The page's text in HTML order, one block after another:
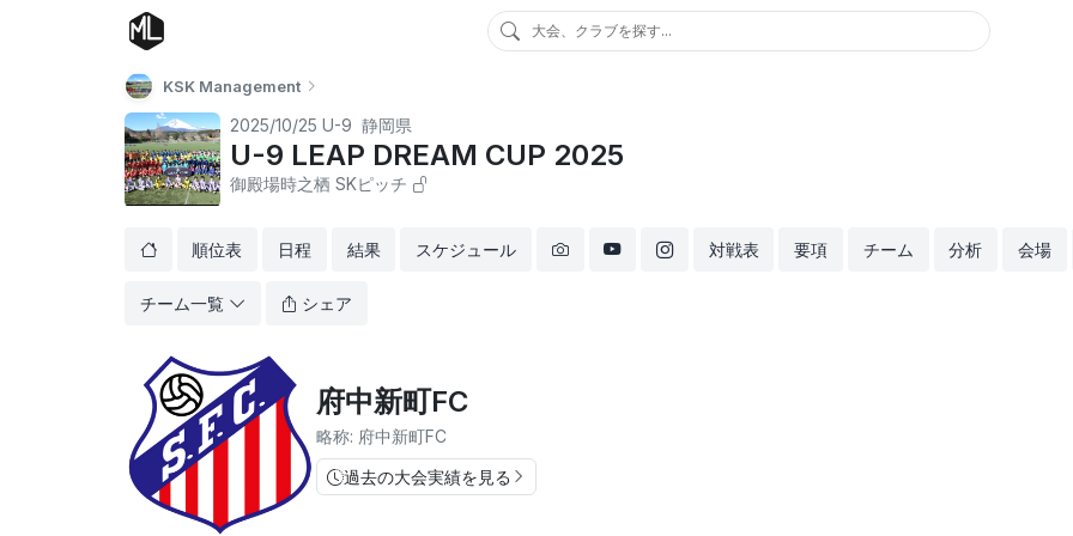
大会、クラブを探す...
KSK Management
2025/10/25 U-9 静岡県
U-9 LEAP DREAM CUP 2025
御殿場時之栖 SKピッチ
順位表 日程 結果 スケジュール 対戦表 要項 チーム 分析 会場
チーム一覧 シェア
府中新町FC
略称: 府中新町FC
過去の大会実績を見る